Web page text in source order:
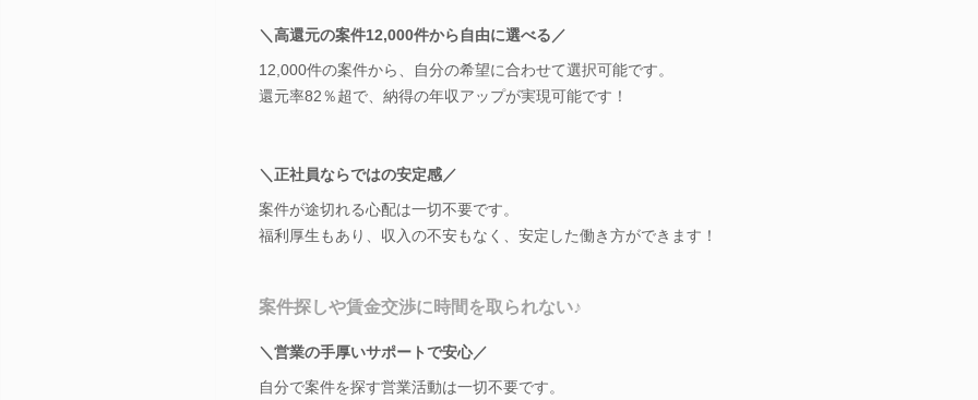
＼高還元の案件12,000件から自由に選べる／
12,000件の案件から、自分の希望に合わせて選択可能です。
還元率82％超で、納得の年収アップが実現可能です！
＼正社員ならではの安定感／
案件が途切れる心配は一切不要です。
福利厚生もあり、収入の不安もなく、安定した働き方ができます！
案件探しや賃金交渉に時間を取られない♪
＼営業の手厚いサポートで安心／
自分で案件を探す営業活動は一切不要です。